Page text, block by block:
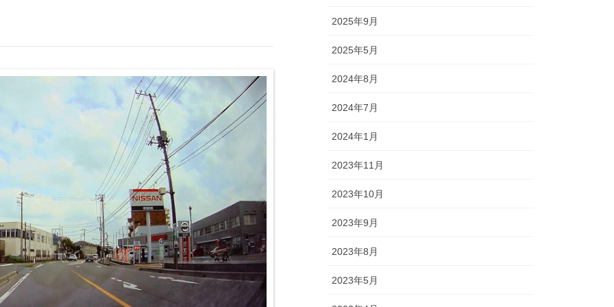
2025年9月
2025年5月
2024年8月
2024年7月
2024年1月
2023年11月
2023年10月
2023年9月
2023年8月
2023年5月